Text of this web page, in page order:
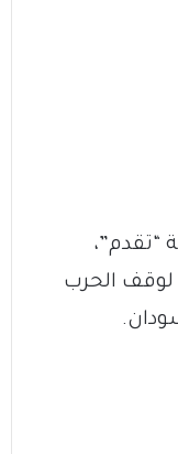
“تقدم”،
لوقف الحرب